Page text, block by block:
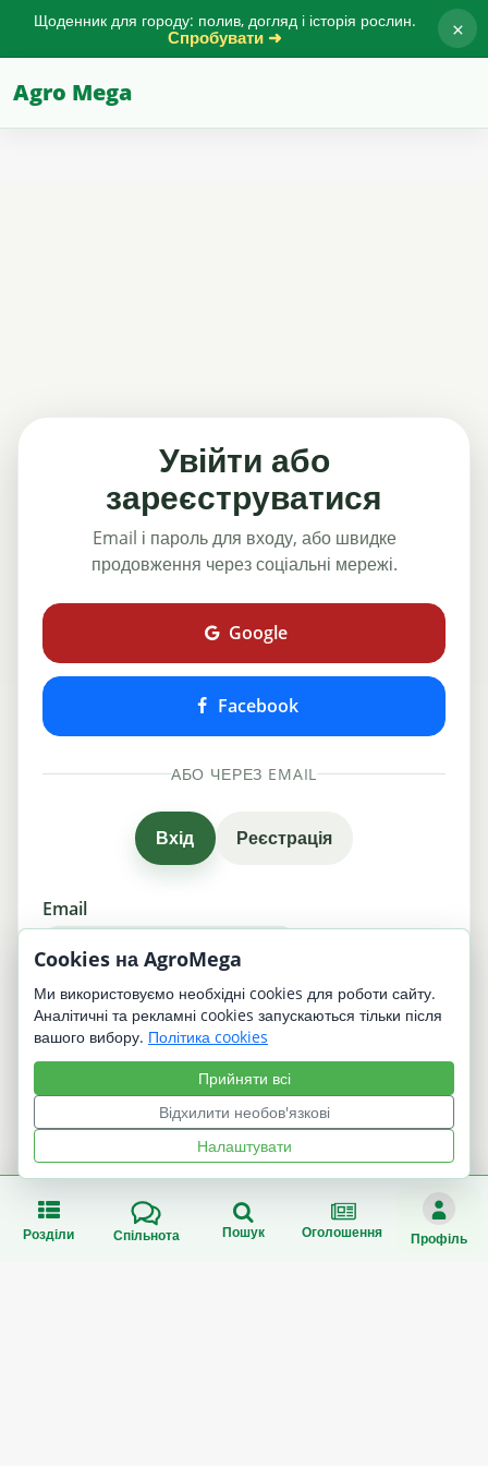
Щоденник для городу: полив, догляд і історія рослин.
Спробувати ➜ ×
Agro Mega
Увійти або
зареєструватися
Email і пароль для входу, або швидке
продовження через соціальні мережі.
Google
Facebook
АБО ЧЕРЕЗ EMAIL
Вхід Реєстрація
Email
Пароль
Розділи Спільнота Пошук Оголошення Профіль
Cookies на AgroMega
Ми використовуємо необхідні cookies для роботи сайту.
Аналітичні та рекламні cookies запускаються тільки після
вашого вибору. Політика cookies
Прийняти всі
Відхилити необов'язкові
Налаштувати